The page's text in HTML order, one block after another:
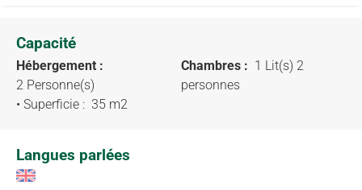
Capacité
Hébergement :
2 Personne(s)
• Superficie : 35 m2
Chambres : 1 Lit(s) 2
personnes
Langues parlées